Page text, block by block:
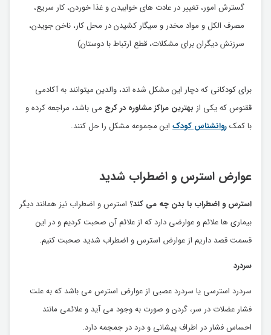
گسترش امور، تغییر در عادت های خوابیدن و غذا خوردن، کار سریع،
مصرف الکل و مواد مخدر و سیگار کشیدن در محل کار، ناخن جویدن،
سرزنش دیگران برای مشکلات، قطع ارتباط با دوستان)
برای کودکانی که دچار این مشکل شده اند، والدین میتوانند به آکادمی
ققنوس که یکی از بهترین مراکز مشاوره در کرج می باشد، مراجعه کرده و
با کمکروانشناس کودک این مجموعه مشکل را حل کنند.
عوارض استرس و اضطراب شدید
استرس و اضطراب با بدن چه می کند؟ استرس و اضطراب نیز همانند دیگر
بیماری ها علائم و عوارضی دارد که از علائم آن صحبت کردیم و در این
قسمت قصد داریم از عوارض استرس و اضطراب شدید صحبت کنیم.
سردرد
سردرد استرسی یا سردرد عصبی از عوارض استرس می باشد که به علت
فشار عضلات در سر، گردن و صورت به وجود می آید و علائمی مانند
احساس فشار در اطراف پیشانی و درد در جمجمه دارد.